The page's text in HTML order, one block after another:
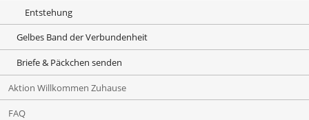
Entstehung
Gelbes Band der Verbundenheit
Briefe & Päckchen senden
Aktion Willkommen Zuhause
FAQ